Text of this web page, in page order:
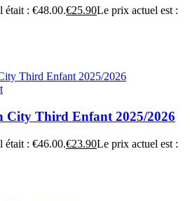
: €48.00.€25.90Le prix actuel est :
City Third Enfant 2025/2026
: €46.00.€23.90Le prix actuel est :